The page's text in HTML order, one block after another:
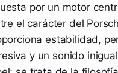
por un motor
el carácter del
estabilidad,
y un sonido